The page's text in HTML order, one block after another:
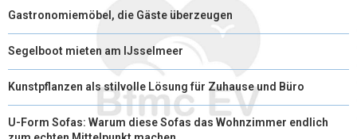
Gastronomiemöbel, die Gäste überzeugen
Segelboot mieten am IJsselmeer
Kunstpflanzen als stilvolle Lösung für Zuhause und Büro
U-Form Sofas: Warum diese Sofas das Wohnzimmer endlich